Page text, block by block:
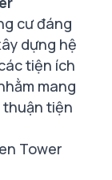
cư đáng
dựng hệ
tiện ích
mang
thuận tiện
Tower